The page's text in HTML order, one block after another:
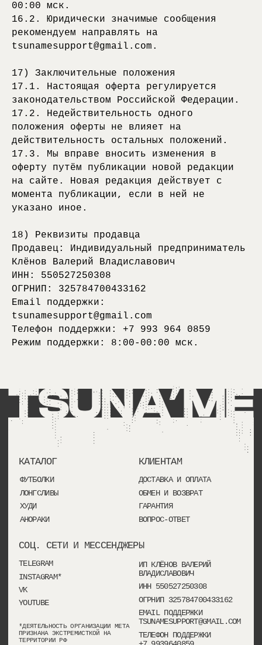
00:00 мск.
16.2. Юридически значимые сообщения
рекомендуем направлять на
tsunamesupport@gmail.com.
17) Заключительные положения
17.1. Настоящая оферта регулируется
законодательством Российской Федерации.
17.2. Недействительность одного
положения оферты не влияет на
действительность остальных положений.
17.3. Мы вправе вносить изменения в
оферту путём публикации новой редакции
на сайте. Новая редакция действует с
момента публикации, если в ней не
указано иное.
18) Реквизиты продавца
Продавец: Индивидуальный предприниматель
Клёнов Валерий Владиславович
ИНН: 550527250308
ОГРНИП: 325784700433162
Email поддержки:
tsunamesupport@gmail.com
Телефон поддержки: +7 993 964 0859
Режим поддержки: 8:00-00:00 мск.